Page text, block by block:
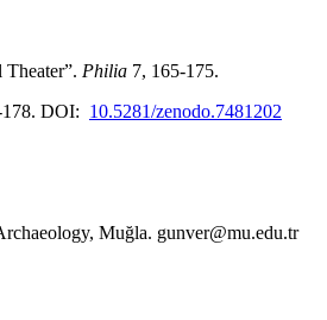
Philia 7, 165-175.
DOI: 10.5281/zenodo.7481202
Muğla. gunver@mu.edu.tr